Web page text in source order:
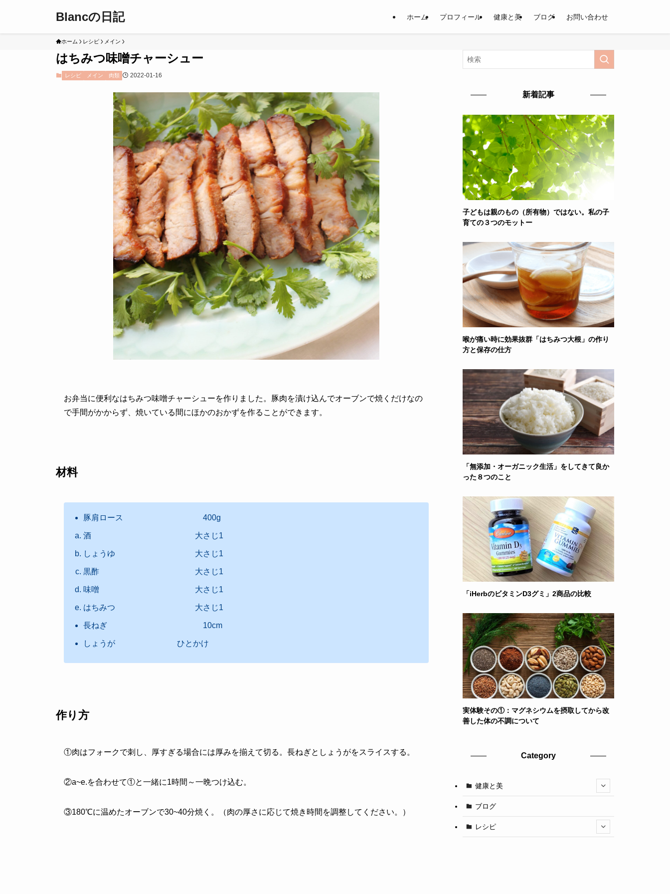
Blancの日記 ホーム プロフィール 健康と美 ブログ お問い合わせ
ホーム レシピ メイン
はちみつ味噌チャーシュー
レシピ メイン 肉類 2022-01-16
お弁当に便利なはちみつ味噌チャーシューを作りました。豚肉を漬け込んでオーブンで焼くだけなの
で手間がかからず、焼いている間にほかのおかずを作ることができます。
材料
豚肩ロース 400g
酒 大さじ1
しょうゆ 大さじ1
黒酢 大さじ1
味噌 大さじ1
はちみつ 大さじ1
長ねぎ 10cm
しょうが ひとかけ
作り方
①肉はフォークで刺し、厚すぎる場合には厚みを揃えて切る。長ねぎとしょうがをスライスする。
②a~e.を合わせて①と一緒に1時間～一晩つけ込む。
③180℃に温めたオーブンで30~40分焼く。（肉の厚さに応じて焼き時間を調整してください。）
新着記事
子どもは親のもの（所有物）ではない。私の子
育ての３つのモットー
喉が痛い時に効果抜群「はちみつ大根」の作り
方と保存の仕方
「無添加・オーガニック生活」をしてきて良か
った８つのこと
「iHerbのビタミンD3グミ」2商品の比較
実体験その①：マグネシウムを摂取してから改
善した体の不調について
Category
健康と美
ブログ
レシピ